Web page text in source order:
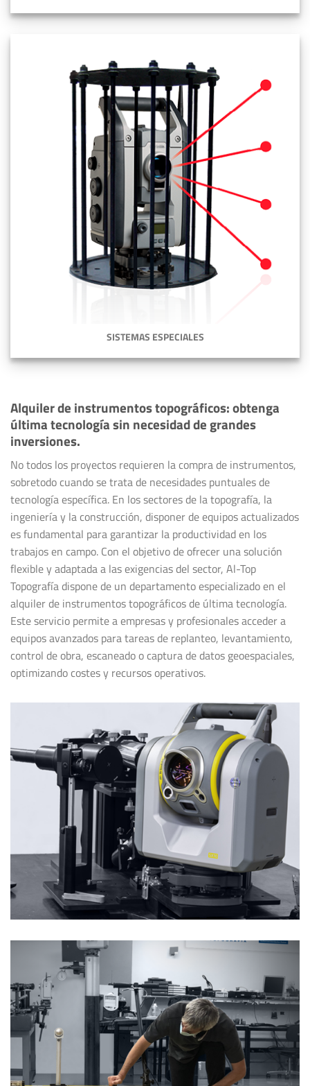
SISTEMAS ESPECIALES
Alquiler de instrumentos topográficos: obtenga
última tecnología sin necesidad de grandes
inversiones.
No todos los proyectos requieren la compra de instrumentos,
sobretodo cuando se trata de necesidades puntuales de
tecnología específica. En los sectores de la topografía, la
ingeniería y la construcción, disponer de equipos actualizados
es fundamental para garantizar la productividad en los
trabajos en campo. Con el objetivo de ofrecer una solución
flexible y adaptada a las exigencias del sector, Al-Top
Topografía dispone de un departamento especializado en el
alquiler de instrumentos topográficos de última tecnología.
Este servicio permite a empresas y profesionales acceder a
equipos avanzados para tareas de replanteo, levantamiento,
control de obra, escaneado o captura de datos geoespaciales,
optimizando costes y recursos operativos.